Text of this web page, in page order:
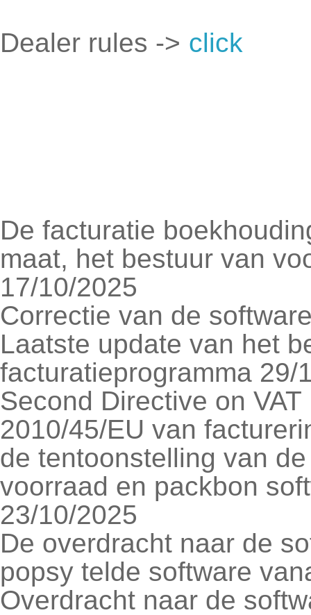
Dealer rules -> click
De facturatie
maat, het bestuur van
17/10/2025
Correctie van de
Laatste update van het
facturatieprogramma 29/
Second Directive on
2010/45/EU van
de tentoonstelling van
voorraad en packbon
23/10/2025
De overdracht naar de
popsy telde software
Overdracht naar de